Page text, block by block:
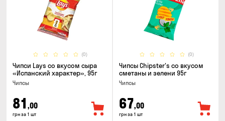
(0)
Чипси Lays со вкусом сыра
«Испанский характер», 95г
Чипсы
81 ,00
грн за 1 шт
(0)
Чипсы Chipster's со вкусом
сметаны и зелени 95г
Чипсы
67,00
грн за 1 шт